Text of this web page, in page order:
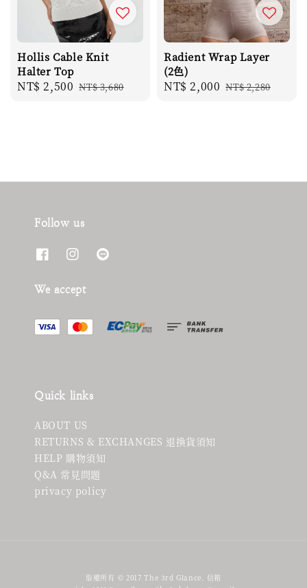
Hollis Cable Knit
Halter Top
Sale
NT$ 2,500 Regular
NT$ 3,680
Radient Wrap Layer
(2色)
Sale
NT$ 2,000 Regular
NT$ 2,280
Follow us
We accept
Quick links
ABOUT US
RETURNS & EXCHANGES 退換貨須知
HELP 購物須知
Q&A 常見問題
privacy policy
版權所有 © 2017 The 3rd Glance. 信箱